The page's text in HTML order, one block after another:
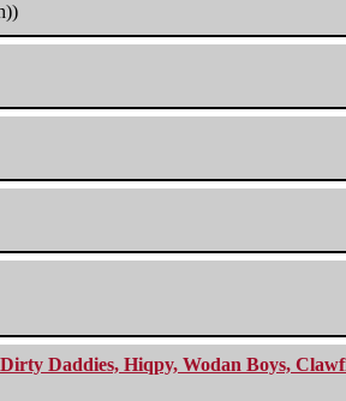
Daddies, Hiqpy, Wodan Boys,